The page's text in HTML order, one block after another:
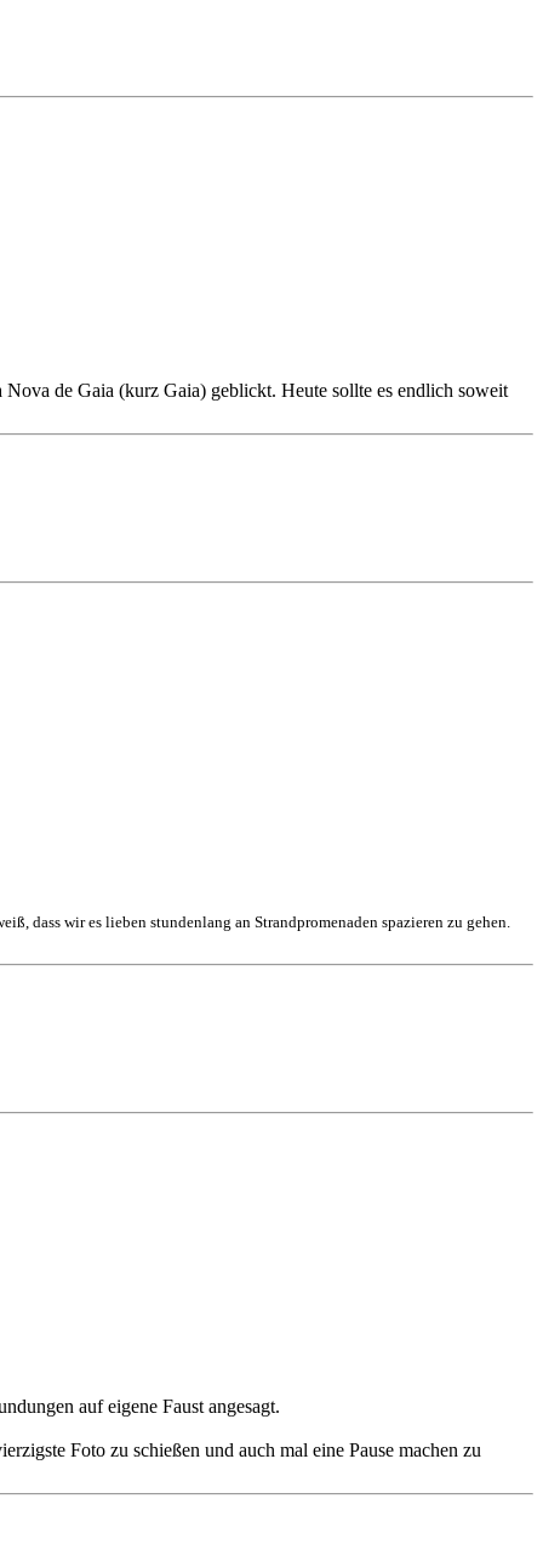
de Gaia (kurz Gaia) geblickt. Heute sollte es endlich soweit
dass wir es lieben stundenlang an Strandpromenaden spazieren zu gehen.
auf eigene Faust angesagt.
Foto zu schießen und auch mal eine Pause machen zu